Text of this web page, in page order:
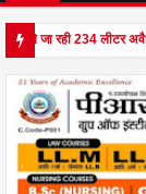
जा रही 234 लीटर
- घर पर किसान व